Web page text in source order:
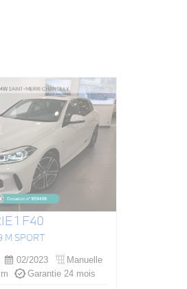
1 F40
M SPORT
02/2023
Manuelle
Garantie 24 mois